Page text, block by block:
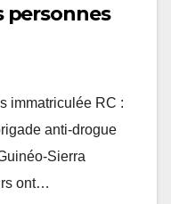
personnes
immatriculée RC :
anti-drogue
Sierra
ont…